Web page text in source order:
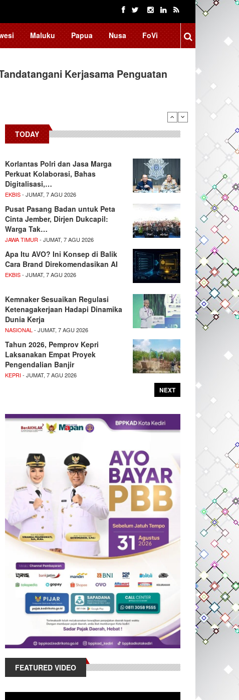
Maluku Papua Nusa FoVi
Kerjasama Penguatan
TODAY
Korlantas Polri dan Jasa Marga
Perkuat Kolaborasi, Bahas
Digitalisasi,…
EKBIS- JUMAT, 7 AGU 2026
Pusat Pasang Badan untuk Peta
Cinta Jember, Dirjen Dukcapil:
Warga Tak…
JAWA TIMUR - JUMAT, 7 AGU 2026
Apa Itu AVO? Ini Konsep di Balik
Cara Brand Direkomendasikan AI
EKBIS- JUMAT, 7 AGU 2026
Kemnaker Sesuaikan Regulasi
Ketenagakerjaan Hadapi Dinamika
Dunia Kerja
NASIONAL - JUMAT, 7 AGU 2026
Tahun 2026, Pemprov Kepri
Laksanakan Empat Proyek
Pengendalian Banjir
KEPRI- JUMAT, 7 AGU 2026
NEXT
FEATURED VIDEO